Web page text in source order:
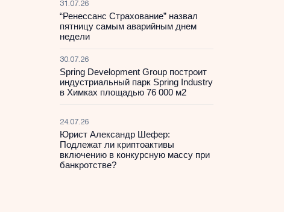
31.07.26
“Ренессанс Страхование” назвал
пятницу самым аварийным днем
недели
30.07.26
Spring Development Group построит
индустриальный парк Spring Industry
в Химках площадью 76 000 м2
24.07.26
Юрист Александр Шефер:
Подлежат ли криптоактивы
включению в конкурсную массу при
банкротстве?